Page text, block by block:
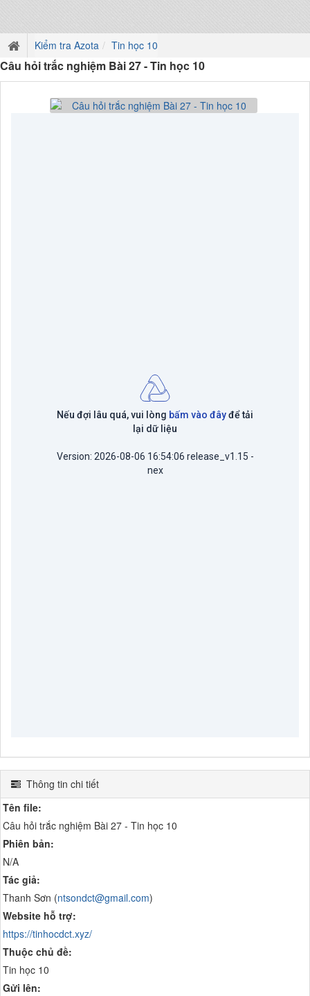
Kiểm tra Azota Tin học 10
Câu hỏi trắc nghiệm Bài 27 - Tin học 10
Thông tin chi tiết
Tên file:
Câu hỏi trắc nghiệm Bài 27 - Tin học 10
Phiên bản:
N/A
Tác giả:
Thanh Sơn (ntsondct@gmail.com)
Website hỗ trợ:
https://tinhocdct.xyz/
Thuộc chủ đề:
Tin học 10
Gửi lên: